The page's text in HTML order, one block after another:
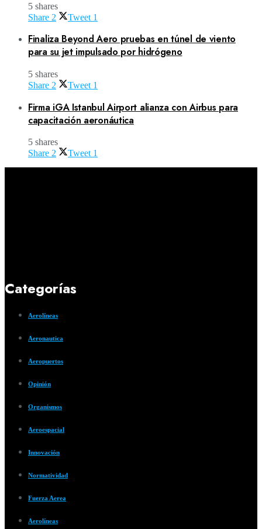
5 shares
Share 2 Tweet 1
Finaliza Beyond Aero pruebas en túnel de viento
para su jet impulsado por hidrógeno
5 shares
Share 2 Tweet 1
Firma iGA Istanbul Airport alianza con Airbus para
capacitación aeronáutica
5 shares
Share 2 Tweet 1
Categorías
Aerolíneas
Aeronautica
Aeropuertos
Opinión
Organismos
Aeroespacial
Innovación
Normatividad
Fuerza Aerea
Aerolíneas